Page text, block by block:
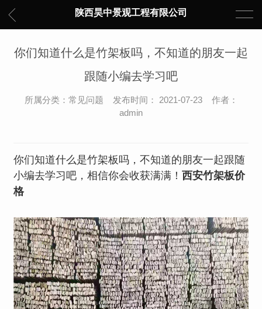
陕西昊中景观工程有限公司
你们知道什么是竹架板吗，不知道的朋友一起
跟随小编去学习吧
所属分类：常见问题 发布时间： 2021-07-23 作者：
admin
你们知道什么是竹架板吗，不知道的朋友一起跟随
小编去学习吧，相信你会收获满满！西安竹架板价
格